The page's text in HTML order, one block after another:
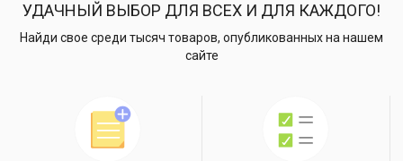
УДАЧНЫЙ ВЫБОР ДЛЯ ВСЕХ И ДЛЯ КАЖДОГО!
Найди свое среди тысяч товаров, опубликованных на нашем
сайте